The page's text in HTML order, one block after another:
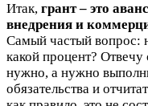
Итак, грант – это
внедрения и
Самый частый вопрос:
какой процент? Отвечу
нужно, а нужно
обязательства и